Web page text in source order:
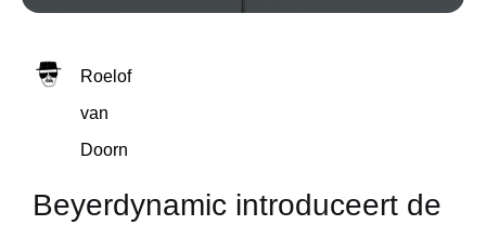
Roelof
van
Doorn
Beyerdynamic introduceert de